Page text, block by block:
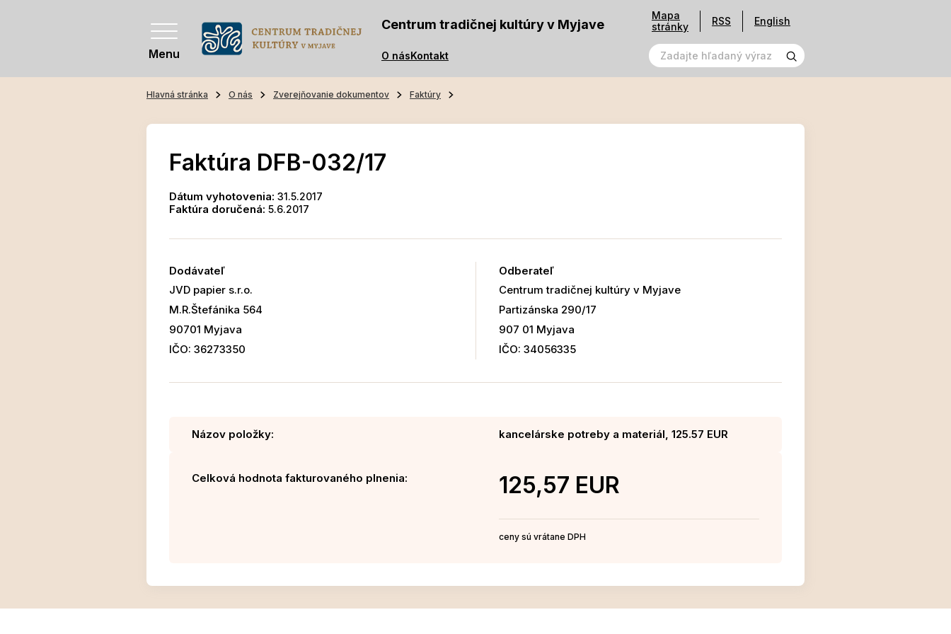
Menu
Centrum tradičnej kultúry v Myjave
O násKontakt
Mapa
stránky
RSS English
Hlavná stránka O nás Zverejňovanie dokumentov Faktúry
Faktúra DFB-032/17
Dátum vyhotovenia: 31.5.2017
Faktúra doručená: 5.6.2017
Dodávateľ
JVD papier s.r.o.
M.R.Štefánika 564
90701 Myjava
IČO: 36273350
Odberateľ
Centrum tradičnej kultúry v Myjave
Partizánska 290/17
907 01 Myjava
IČO: 34056335
Názov položky: kancelárske potreby a materiál, 125.57 EUR
Celková hodnota fakturovaného plnenia: 125,57 EUR
ceny sú vrátane DPH